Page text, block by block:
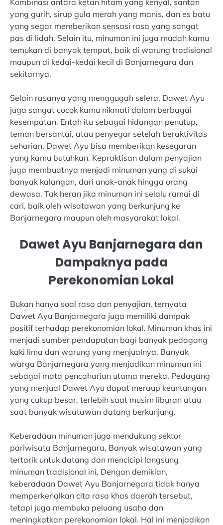
Kombinasi antara ketan hitam yang kenyal, santan
yang gurih, sirup gula merah yang manis, dan es batu
yang segar memberikan sensasi rasa yang sangat
pas di lidah. Selain itu, minuman ini juga mudah kamu
temukan di banyak tempat, baik di warung tradisional
maupun di kedai-kedai kecil di Banjarnegara dan
sekitarnya.
Selain rasanya yang menggugah selera, Dawet Ayu
juga sangat cocok kamu nikmati dalam berbagai
kesempatan. Entah itu sebagai hidangan penutup,
teman bersantai, atau penyegar setelah beraktivitas
seharian, Dawet Ayu bisa memberikan kesegaran
yang kamu butuhkan. Kepraktisan dalam penyajian
juga membuatnya menjadi minuman yang di sukai
banyak kalangan, dari anak-anak hingga orang
dewasa. Tak heran jika minuman ini selalu ramai di
cari, baik oleh wisatawan yang berkunjung ke
Banjarnegara maupun oleh masyarakat lokal.
Dawet Ayu Banjarnegara dan
Dampaknya pada
Perekonomian Lokal
Bukan hanya soal rasa dan penyajian, ternyata
Dawet Ayu Banjarnegara juga memiliki dampak
positif terhadap perekonomian lokal. Minuman khas ini
menjadi sumber pendapatan bagi banyak pedagang
kaki lima dan warung yang menjualnya. Banyak
warga Banjarnegara yang menjadikan minuman ini
sebagai mata pencaharian utama mereka. Pedagang
yang menjual Dawet Ayu dapat meraup keuntungan
yang cukup besar, terlebih saat musim liburan atau
saat banyak wisatawan datang berkunjung.
Keberadaan minuman juga mendukung sektor
pariwisata Banjarnegara. Banyak wisatawan yang
tertarik untuk datang dan mencicipi langsung
minuman tradisional ini. Dengan demikian,
keberadaan Dawet Ayu Banjarnegara tidak hanya
memperkenalkan cita rasa khas daerah tersebut,
tetapi juga membuka peluang usaha dan
meningkatkan perekonomian lokal. Hal ini menjadikan